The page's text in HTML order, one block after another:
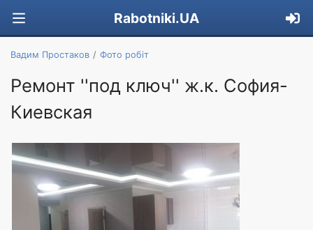
Rabotniki.UA
Вадим Простаков Фото робіт
Ремонт ''под ключ'' ж.к. София-
Киевская